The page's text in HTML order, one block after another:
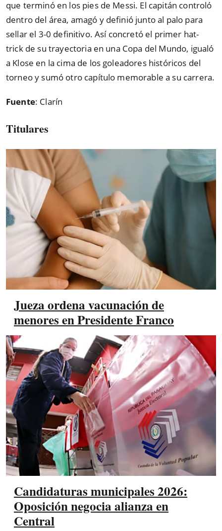
que terminó en los pies de Messi. El capitán controló
dentro del área, amagó y definió junto al palo para
sellar el 3-0 definitivo. Así concretó el primer hat-
trick de su trayectoria en una Copa del Mundo, igualó
a Klose en la cima de los goleadores históricos del
torneo y sumó otro capítulo memorable a su carrera.
Fuente: Clarín
Titulares
Jueza ordena vacunación de
menores en Presidente Franco
Candidaturas municipales 2026:
Oposición negocia alianza en
Central